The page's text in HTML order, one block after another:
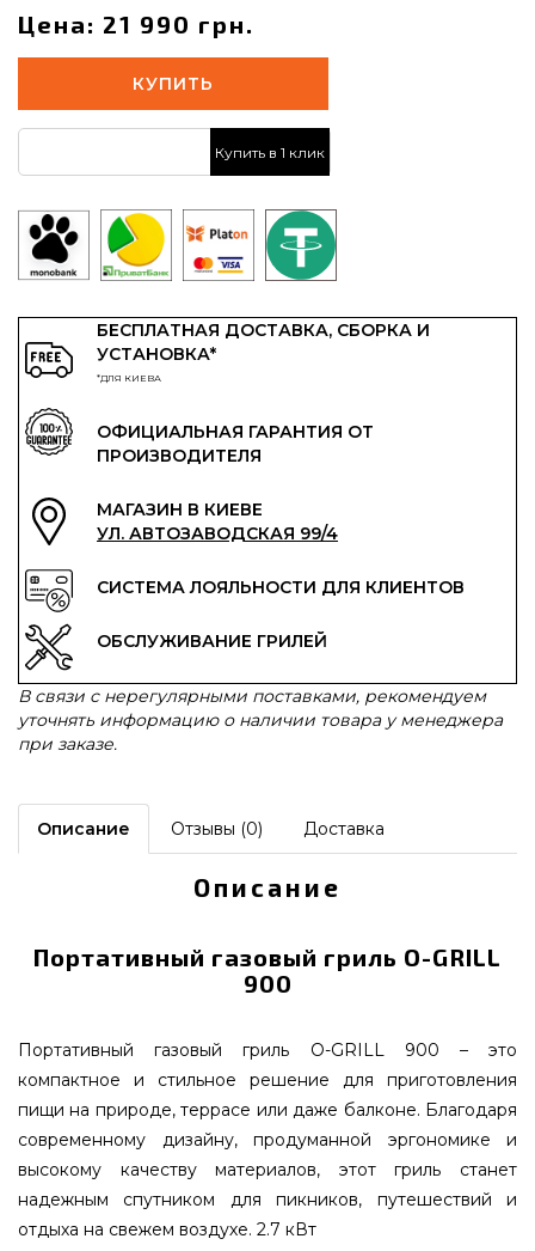
Цена: 21 990 грн.
КУПИТЬ
Купить в 1 клик
БЕСПЛАТНАЯ ДОСТАВКА, СБОРКА И
УСТАНОВКА*
*ДЛЯ КИЕВА
ОФИЦИАЛЬНАЯ ГАРАНТИЯ ОТ
ПРОИЗВОДИТЕЛЯ
МАГАЗИН В КИЕВЕ
УЛ. АВТОЗАВОДСКАЯ 99/4
СИСТЕМА ЛОЯЛЬНОСТИ ДЛЯ КЛИЕНТОВ
ОБСЛУЖИВАНИЕ ГРИЛЕЙ
В связи с нерегулярными поставками, рекомендуем
уточнять информацию о наличии товара у менеджера
при заказе.
Описание Отзывы (0) Доставка
Описание
Портативный газовый гриль O-GRILL
900
Портативный газовый гриль O-GRILL 900 – это
компактное и стильное решение для приготовления
пищи на природе, террасе или даже балконе. Благодаря
современному дизайну, продуманной эргономике и
высокому качеству материалов, этот гриль станет
надежным спутником для пикников, путешествий и
отдыха на свежем воздухе. 2.7 кВт